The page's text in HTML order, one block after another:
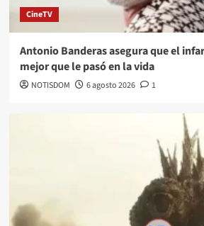
CineTV
Antonio Banderas asegura que el
mejor que le pasó en la vida
NOTISDOM 6 agosto 2026 1